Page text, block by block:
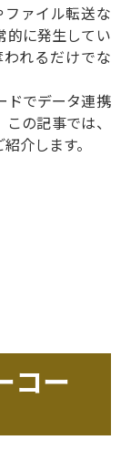
ァイル転送な
的に発生してい
れるだけでな
ドでデータ連携
の記事では、
介します。
コー